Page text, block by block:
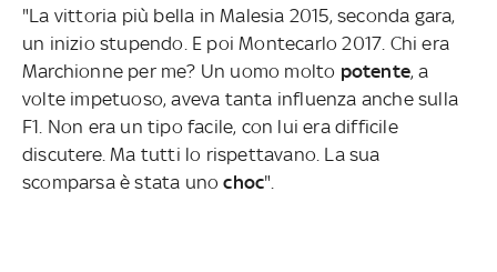
"La vittoria più bella in Malesia 2015, seconda gara,
un inizio stupendo. E poi Montecarlo 2017. Chi era
Marchionne per me? Un uomo molto potente, a
volte impetuoso, aveva tanta influenza anche sulla
F1. Non era un tipo facile, con lui era difficile
discutere. Ma tutti lo rispettavano. La sua
scomparsa è stata unochoc".